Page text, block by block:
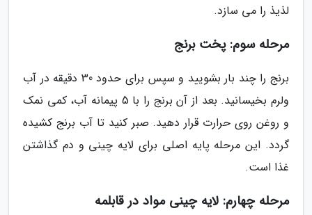
لذیذ را می سازد.
مرحله سوم: پخت برنج
برنج را چند بار بشویید و سپس برای حدود 30 دقیقه در آب
ولرم بخیسانید. بعد از آن برنج را با 5 پیمانه آب، کمی نمک
و روغن روی حرارت قرار دهید. صبر کنید تا آب برنج کشیده
گردد. این مرحله پایه اصلی برای لایه چینی و دم گذاشتن
غذا است.
مرحله چهارم: لایه چینی مواد در قابلمه